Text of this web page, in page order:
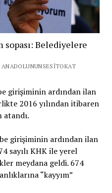
sopası: Belediyelere
girişiminin ardından ilan
2016 yılından itibaren
atandı.
girişiminin ardından ilan
sayılı KHK ile yerel
meydana geldi. 674
“kayyım”